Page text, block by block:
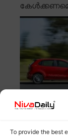
To provide the best